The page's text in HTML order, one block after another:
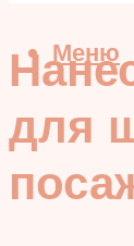
Меню
для